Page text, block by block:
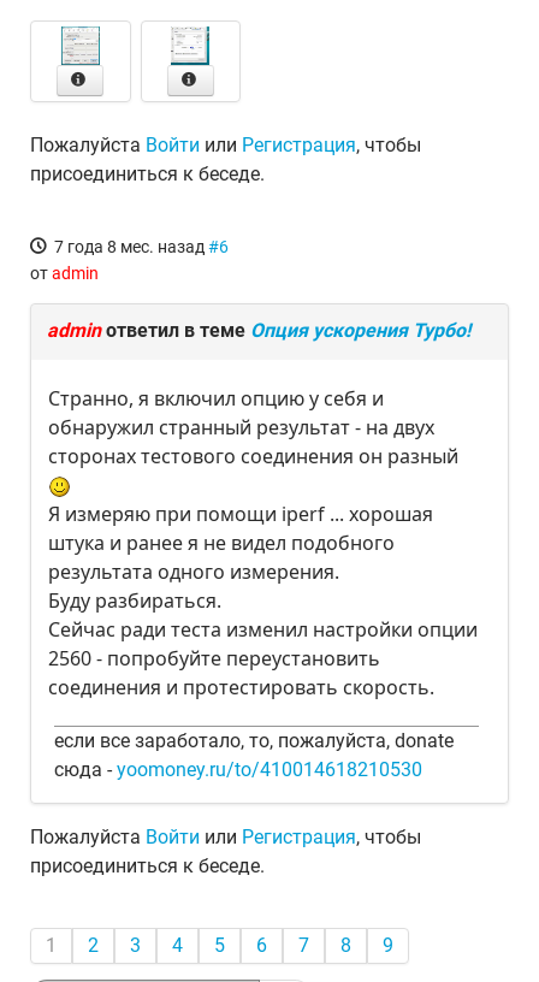
Пожалуйста Войти или Регистрация, чтобы
присоединиться к беседе.
7 года 8 мес. назад #6
отadmin
adminответил в теме Опция ускорения Турбо!
Странно, я включил опцию у себя и
обнаружил странный результат - на двух
сторонах тестового соединения он разный
Я измеряю при помощи iperf ... хорошая
штука и ранее я не видел подобного
результата одного измерения.
Буду разбираться.
Сейчас ради теста изменил настройки опции
2560 - попробуйте переустановить
соединения и протестировать скорость.
если все заработало, то, пожалуйста, donate
сюда -yoomoney.ru/to/410014618210530
Пожалуйста Войти или Регистрация, чтобы
присоединиться к беседе.
1 2 3 4 5 6 7 8 9